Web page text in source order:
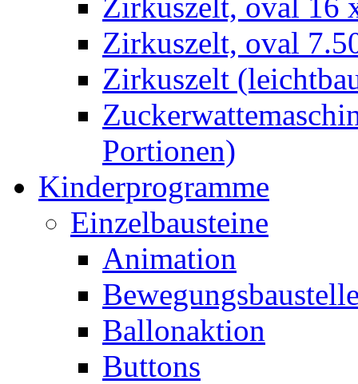
Zirkuszelt, oval
Zirkuszelt
Portionen)
Kinderprogramme
Einzelbausteine
Animation
Ballonaktion
Buttons